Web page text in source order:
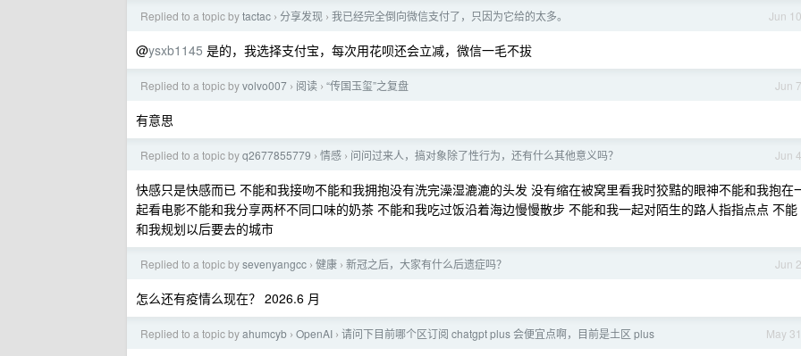
Jun 10
Replied to a topic bytactac › 分享发现 › 我已经完全倒向微信支付了，只因为它给的太多。
@ysxb1145 是的，我选择支付宝，每次用花呗还会立减，微信一毛不拔
Jun 7
Replied to a topic byvolvo007 › 阅读 › “传国玉玺”之复盘
有意思
Jun 4
Replied to a topic byq2677855779 › 情感 › 问问过来人，搞对象除了性行为，还有什么其他意义吗？
快感只是快感而已 不能和我接吻不能和我拥抱没有洗完澡湿漉漉的头发 没有缩在被窝里看我时狡黠的眼神不能和我抱在
起看电影不能和我分享两杯不同口味的奶茶 不能和我吃过饭沿着海边慢慢散步 不能和我一起对陌生的路人指指点点 不能
和我规划以后要去的城市
Jun 2
Replied to a topic bysevenyangcc › 健康 › 新冠之后，大家有什么后遗症吗？
怎么还有疫情么现在？ 2026.6 月
May 31
Replied to a topic byahumcyb › OpenAI › 请问下目前哪个区订阅 chatgpt plus 会便宜点啊，目前是土区 plus